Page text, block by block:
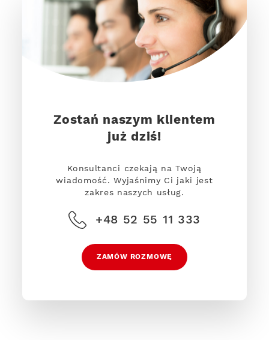
Zostań naszym klientem
już dziś!
Konsultanci czekają na Twoją
wiadomość. Wyjaśnimy Ci jaki jest
zakres naszych usług.
+48 52 55 11 333
ZAMÓW ROZMOWĘ